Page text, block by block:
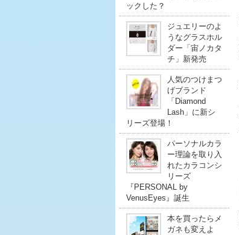
ックした？
ジュエリーのよ
うなグラスホル
ダー「宙ノカタ
チ」新発売
人気のつけまつ
げブランド
「Diamond
Lash」に新シ
リーズ登場！
パーソナルカラ
ー理論を取り入
れたカラコンシ
リーズ
『PERSONAL by
VenusEyes』誕生
本を買ったらメ
ガネも変えよ